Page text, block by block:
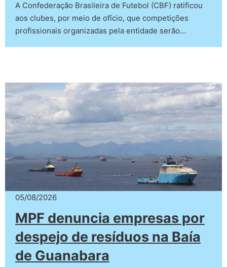
A Confederação Brasileira de Futebol (CBF) ratificou
aos clubes, por meio de ofício, que competições
profissionais organizadas pela entidade serão…
05/08/2026
MPF denuncia empresas por
despejo de resíduos na Baía
de Guanabara